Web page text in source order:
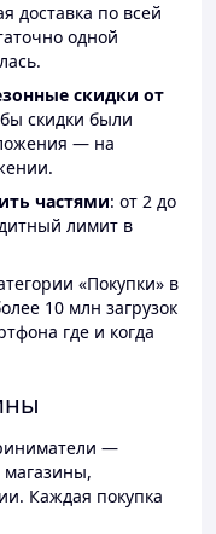
доставка по всей
одной
скидки от
скидки были
— на
частями: от 2 до
лимит в
«Покупки» в
10 млн загрузок
где и когда
—
Каждая покупка